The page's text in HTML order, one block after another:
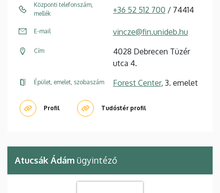
Központi telefonszám,
mellék
+36 52 512 700 / 74414
E-mail vincze@fin.unideb.hu
Cím
4028 Debrecen Tüzér
utca 4.
Épület, emelet, szobaszám Forest Center, 3. emelet
Profil Tudóstér profil
Atucsák Ádám ügyintéző